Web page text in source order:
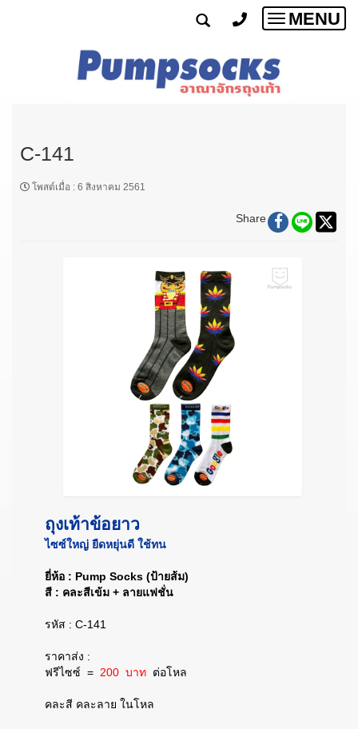
Toggle
MENU
C-141
โพสต์เมื่อ : 6 สิงหาคม 2561
Share
ถุงเท้าข้อยาว
ไซซ์ใหญ่ ยืดหยุ่นดี ใช้ทน
ยี่ห้อ : Pump Socks (ป้ายส้ม)
สี : คละสีเข้ม + ลายแฟชั่น
รหัส : C-141
ราคาส่ง :
ฟรีไซซ์ = 200 บาท ต่อโหล
คละสี คละลาย ในโหล